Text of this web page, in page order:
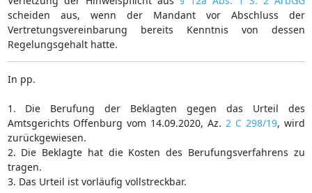
scheiden aus, wenn der Mandant vor Abschluss der
Vertretungsvereinbarung bereits Kenntnis von dessen
Regelungsgehalt hatte.
In pp.
1. Die Berufung der Beklagten gegen das Urteil des
Amtsgerichts Offenburg vom 14.09.2020, Az. 2 C 298/19, wird
zurückgewiesen.
2. Die Beklagte hat die Kosten des Berufungsverfahrens zu
tragen.
3. Das Urteil ist vorläufig vollstreckbar.